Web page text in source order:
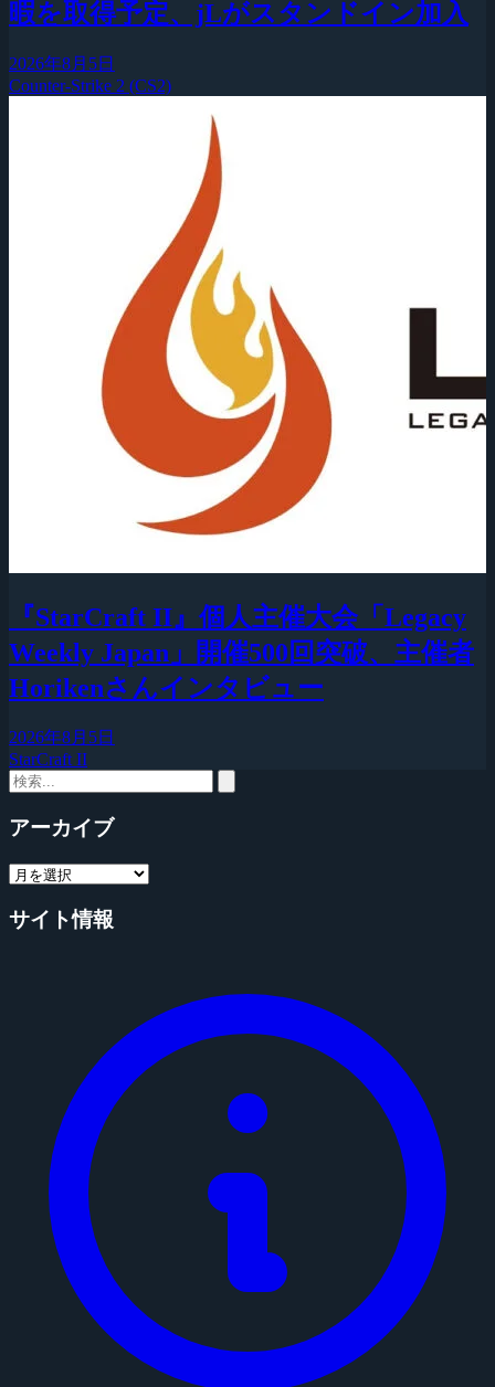
暇を取得予定、jLがスタンドイン加入
2026年8月5日
Counter-Strike 2 (CS2)
『StarCraft II』個人主催大会「Legacy
Weekly Japan」開催500回突破、主催者
Horikenさんインタビュー
2026年8月5日
StarCraft II
アーカイブ
サイト情報